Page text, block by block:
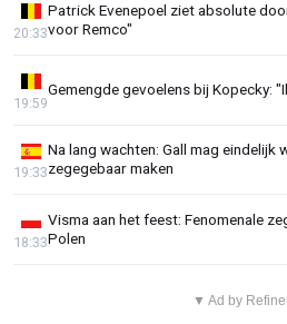
Patrick Evenepoel ziet absolute
voor Remco"
20:33
Gemengde gevoelens bij Kopecky:
19:59
Na lang wachten: Gall mag eindelijk
zegegebaar maken
19:33
Visma aan het feest: Fenomenale
Polen
18:33
▼ Ad by